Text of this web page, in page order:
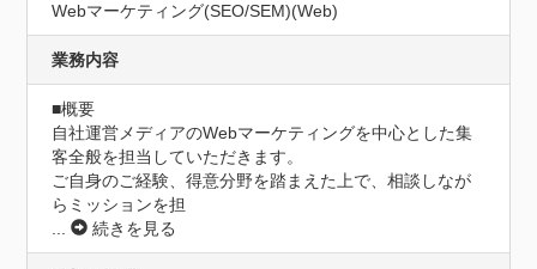
Webマーケティング(SEO/SEM)(Web)
業務内容
■概要
自社運営メディアのWebマーケティングを中心とした集
客全般を担当していただきます。
ご自身のご経験、得意分野を踏まえた上で、相談しなが
らミッションを担
...
続きを見る